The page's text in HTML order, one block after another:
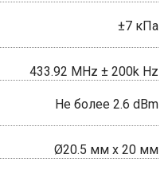
±7 кПа
433.92 MHz ± 200k Hz
Не более 2.6 dBm
Ø20.5 мм х 20 мм